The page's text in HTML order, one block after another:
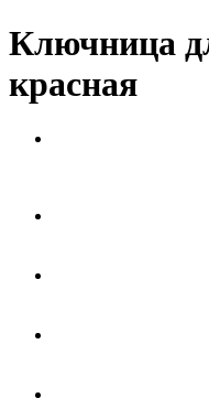
Ключница
красная